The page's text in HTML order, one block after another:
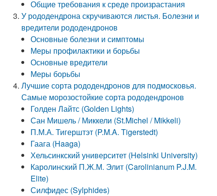
Общие требования к среде произрастания
У рододендрона скручиваются листья. Болезни и
вредители рододендронов
Основные болезни и симптомы
Меры профилактики и борьбы
Основные вредители
Меры борьбы
Лучшие сорта рододендронов для подмосковья.
Самые морозостойкие сорта рододендронов
Голден Лайтс (Golden Lights)
Сан Мишель / Миккели (St.Michel / Mikkeli)
П.М.А. Тигерштэт (P.M.A. Tigerstedt)
Гаага (Haaga)
Хельсинкский университет (Helsinki University)
Каролинский П.Ж.М. Элит (Carolinianum P.J.M.
Elite)
Силфидес (Sylphides)